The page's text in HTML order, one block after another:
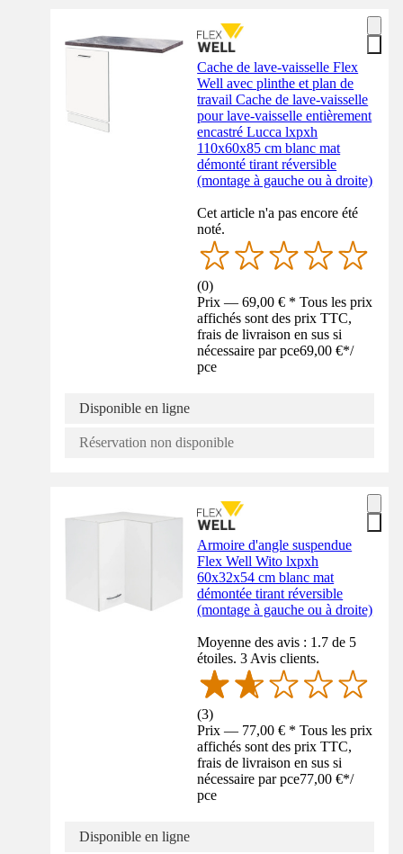
Cache de lave-vaisselle Flex
Well avec plinthe et plan de
travail Cache de lave-vaisselle
pour lave-vaisselle entièrement
encastré Lucca lxpxh
110x60x85 cm blanc mat
démonté tirant réversible
(montage à gauche ou à droite)
Cet article n'a pas encore été
noté.
(0)
Prix — 69,00 € * Tous les prix
affichés sont des prix TTC,
frais de livraison en sus si
nécessaire par pce69,00 €*/
pce
Disponible en ligne
Réservation non disponible
Armoire d'angle suspendue
Flex Well Wito lxpxh
60x32x54 cm blanc mat
démontée tirant réversible
(montage à gauche ou à droite)
Moyenne des avis : 1.7 de 5
étoiles. 3 Avis clients.
(3)
Prix — 77,00 € * Tous les prix
affichés sont des prix TTC,
frais de livraison en sus si
nécessaire par pce77,00 €*/
pce
Disponible en ligne